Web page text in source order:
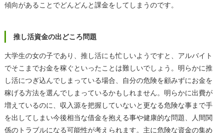
傾向があることでどんどんと課金をしてしまうのです。
推し活資金の出どころ問題
大学生の女の子であり、推し活にも忙しいようですと、アルバイト
でそこまでお金を稼ぐといったことは難しいでしょう。明らかに推
し活につぎ込んでしまっている場合、自分の危険を顧みずにお金を
稼げる方法を選んでしまっているかもしれません。明らかに出費が
増えているのに、収入源を把握していないと更なる危険な事まで手
を出してしまい今後相当な借金を抱える事や健康的な問題、人間関
係のトラブルになる可能性が考えられます。主に危険な資金の集め